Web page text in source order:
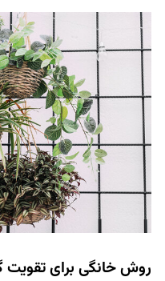
روش خانگی برای تقویت